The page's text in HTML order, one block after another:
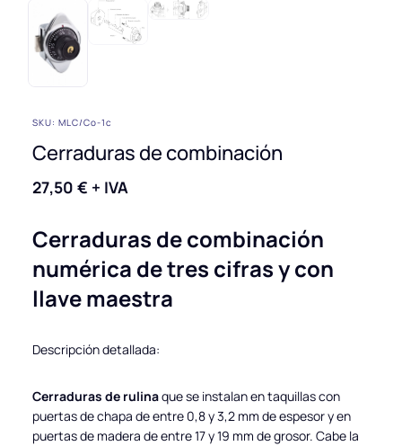
SKU: MLC/Co-1c
Cerraduras de combinación
27,50 € + IVA
Cerraduras de combinación
numérica de tres cifras y con
llave maestra
Descripción detallada:
Cerraduras de rulinaque se instalan en taquillas con
puertas de chapa de entre 0,8 y 3,2 mm de espesor y en
puertas de madera de entre 17 y 19 mm de grosor. Cabe la